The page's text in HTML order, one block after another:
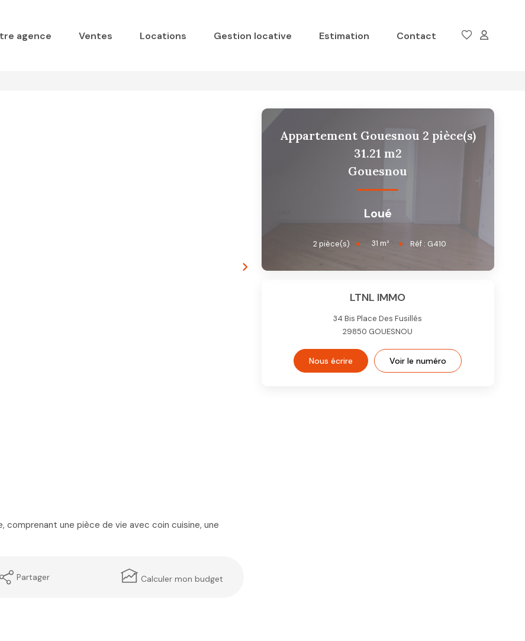
agence Ventes Locations Gestion locative Estimation Contact
une pièce de vie avec coin cuisine, une
Partager Calculer mon budget
Appartement Gouesnou 2 pièce(s)
31.21 m2
Gouesnou
Loué
2pièce(s) 31 m² Réf : G410
LTNL IMMO
34 Bis Place Des Fusillés
29850 GOUESNOU
Nous écrire Voir le numéro